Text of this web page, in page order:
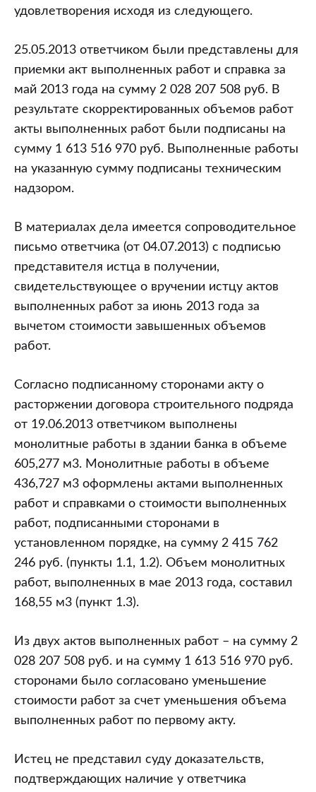
удовлетворения исходя из следующего.
25.05.2013 ответчиком были представлены для
приемки акт выполненных работ и справка за
май 2013 года на сумму 2 028 207 508 руб. В
результате скорректированных объемов работ
акты выполненных работ были подписаны на
сумму 1 613 516 970 руб. Выполненные работы
на указанную сумму подписаны техническим
надзором.
В материалах дела имеется сопроводительное
письмо ответчика (от 04.07.2013) с подписью
представителя истца в получении,
свидетельствующее о вручении истцу актов
выполненных работ за июнь 2013 года за
вычетом стоимости завышенных объемов
работ.
Согласно подписанному сторонами акту о
расторжении договора строительного подряда
от 19.06.2013 ответчиком выполнены
монолитные работы в здании банка в объеме
605,277 м3. Монолитные работы в объеме
436,727 м3 оформлены актами выполненных
работ и справками о стоимости выполненных
работ, подписанными сторонами в
установленном порядке, на сумму 2 415 762
246 руб. (пункты 1.1, 1.2). Объем монолитных
работ, выполненных в мае 2013 года, составил
168,55 м3 (пункт 1.3).
Из двух актов выполненных работ – на сумму 2
028 207 508 руб. и на сумму 1 613 516 970 руб.
сторонами было согласовано уменьшение
стоимости работ за счет уменьшения объема
выполненных работ по первому акту.
Истец не представил суду доказательств,
подтверждающих наличие у ответчика